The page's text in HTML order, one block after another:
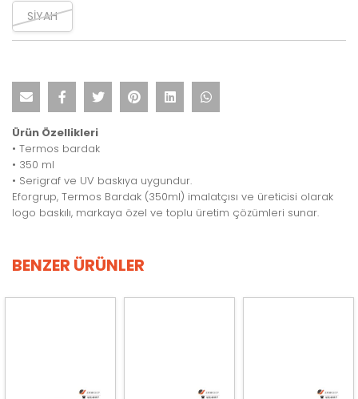
SİYAH
Ürün Özellikleri
• Termos bardak
• 350 ml
• Serigraf ve UV baskıya uygundur.
Eforgrup, Termos Bardak (350ml) imalatçısı ve üreticisi olarak
logo baskılı, markaya özel ve toplu üretim çözümleri sunar.
BENZER ÜRÜNLER